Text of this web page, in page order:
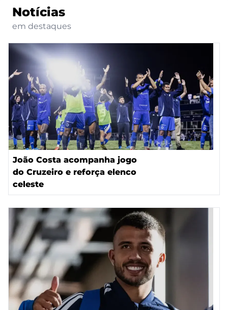
Notícias
em destaques
João Costa acompanha jogo
do Cruzeiro e reforça elenco
celeste